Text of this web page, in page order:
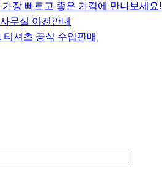
장 빠르고 좋은 가격에 만나보세요!
무실 이전안내
티셔츠 공식 수입판매